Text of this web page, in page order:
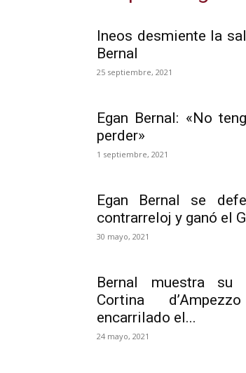
Ineos desmiente la
Bernal
25 septiembre, 2021
Egan Bernal: «No
perder»
1 septiembre, 2021
Egan Bernal se
contrarreloj y ganó el
30 mayo, 2021
Bernal muestra su
Cortina
encarrilado el...
24 mayo, 2021